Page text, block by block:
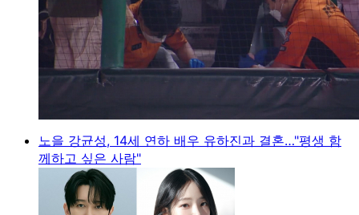
노을 강균성, 14세 연하 배우 유하진과 결혼…"평생 함
께하고 싶은 사람"